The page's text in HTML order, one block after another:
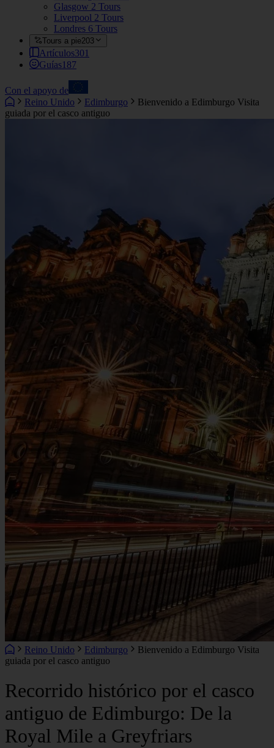
Glasgow 2 Tours
Liverpool 2 Tours
Londres 6 Tours
Tours a pie203
Artículos301
Guías187
Con el apoyo de
Reino Unido
Edimburgo
Bienvenido a Edimburgo Visita
guiada por el casco antiguo
Reino Unido Edimburgo
Bienvenido a Edimburgo Visita
guiada por el casco antiguo
Recorrido histórico por el casco
antiguo de Edimburgo: De la
Royal Mile a Greyfriars